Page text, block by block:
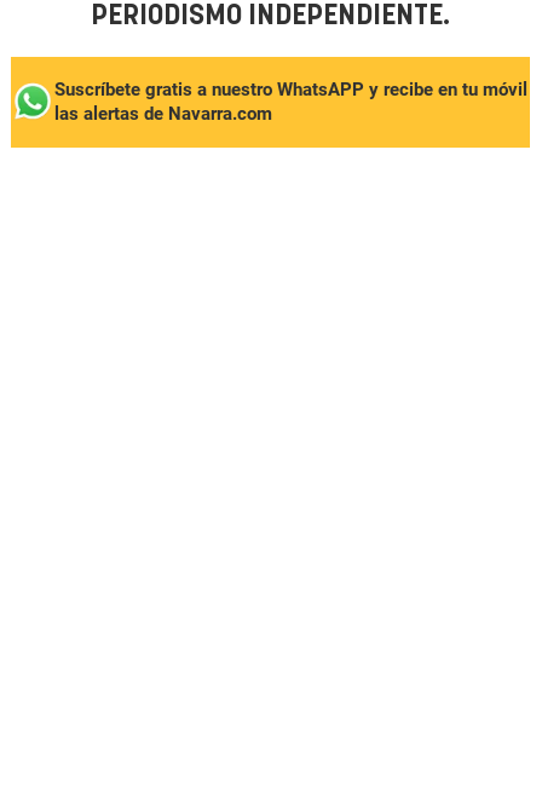
PERIODISMO INDEPENDIENTE.
Suscríbete gratis a nuestro WhatsAPP y recibe en tu móvil
las alertas de Navarra.com